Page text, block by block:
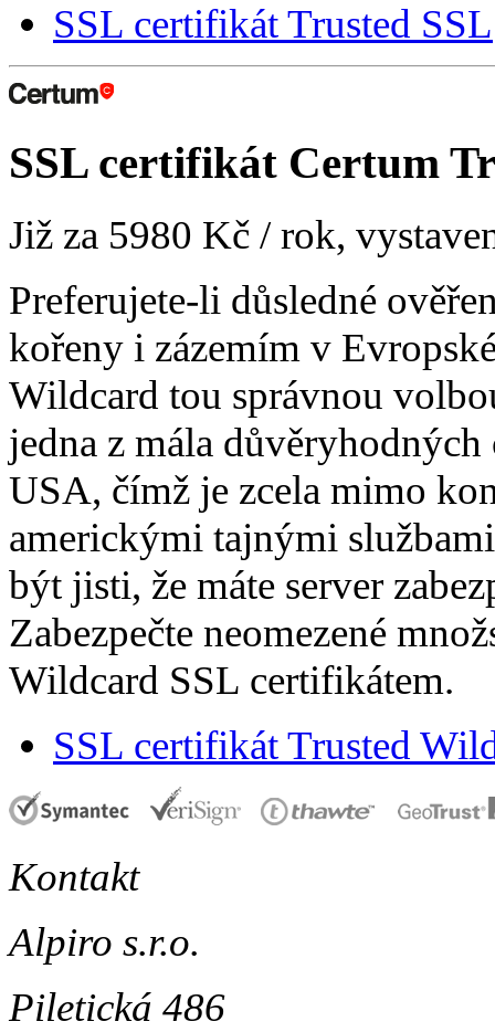
SSL certifikát Trusted SSL
SSL certifikát Certum
Již za 5980 Kč / rok,
Preferujete-li důsledné
kořeny i zázemím v
Wildcard tou správnou
jedna z mála
USA, čímž je zcela mimo
americkými tajnými
být jisti, že máte server
Zabezpečte neomezené
Wildcard SSL certifikátem.
SSL certifikát Trusted
Kontakt
Alpiro s.r.o.
Piletická 486